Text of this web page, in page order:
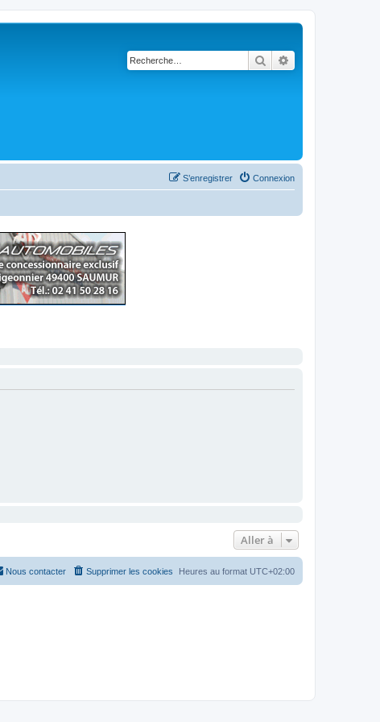
Rechercher
Connexion
S’enregistrer
Aller à
Heures au format UTC+02:00
Supprimer les cookies
Nous contacter